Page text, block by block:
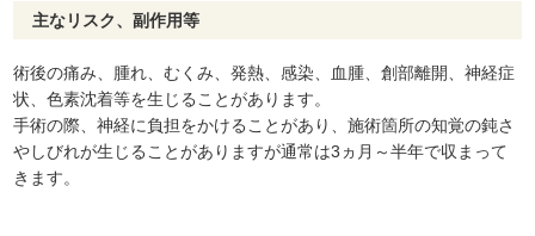
主なリスク、副作用等
術後の痛み、腫れ、むくみ、発熱、感染、血腫、創部離開、神経症
状、色素沈着等を生じることがあります。
手術の際、神経に負担をかけることがあり、施術箇所の知覚の鈍さ
やしびれが生じることがありますが通常は3ヵ月～半年で収まって
きます。